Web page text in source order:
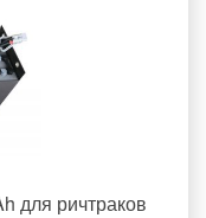
для ричтраков